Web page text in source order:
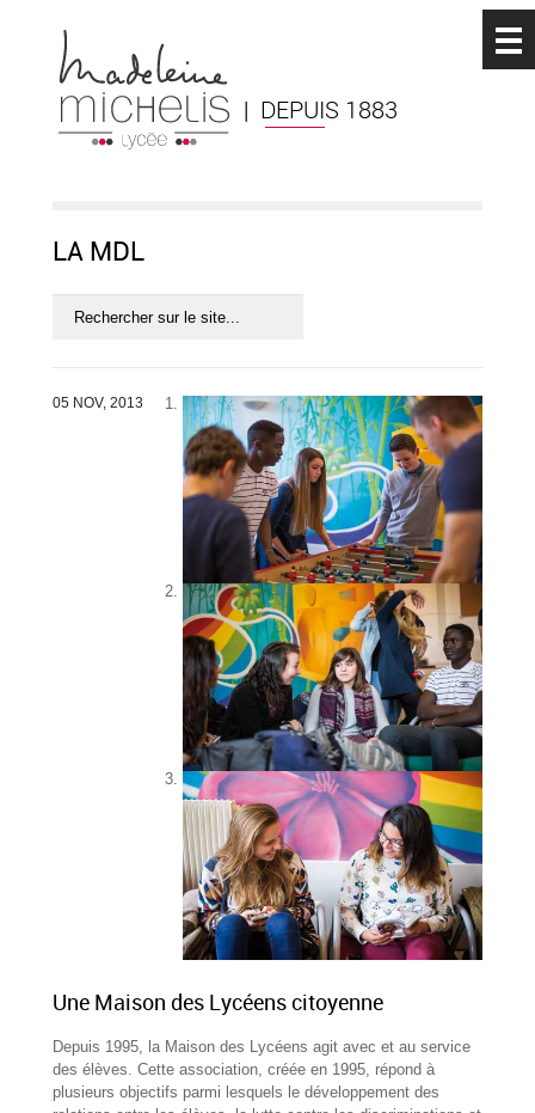
| DEPUIS 1883
LA MDL
05 NOV, 2013
Une Maison des Lycéens citoyenne
Depuis 1995, la Maison des Lycéens agit avec et au service
des élèves. Cette association, créée en 1995, répond à
plusieurs objectifs parmi lesquels le développement des